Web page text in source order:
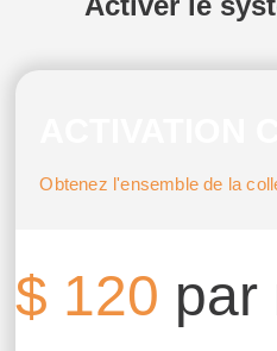
Obtenez l'ensemble de la
$ 120 par